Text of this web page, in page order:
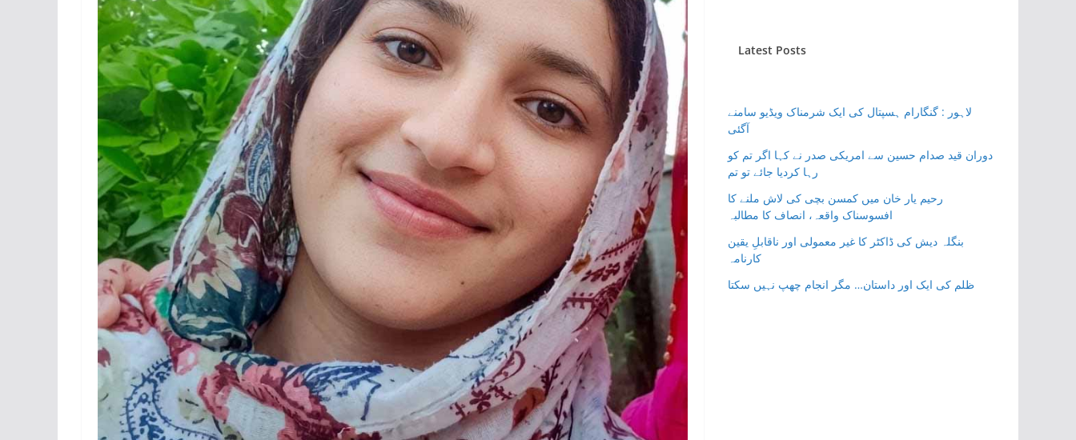
Latest Posts
لاہور : گنگارام ہسپتال کی ایک شرمناک ویڈیو سامنے
آگئی
دوران قید صدام حسین سے امریکی صدر نے کہا اگر تم کو
رہا کردیا جائے تو تم
رحیم یار خان میں کمسن بچی کی لاش ملنے کا
افسوسناک واقعہ، انصاف کا مطالبہ
بنگلہ دیش کی ڈاکٹر کا غیر معمولی اور ناقابلِ یقین
کارنامہ
ظلم کی ایک اور داستان… مگر انجام چھپ نہیں سکتا